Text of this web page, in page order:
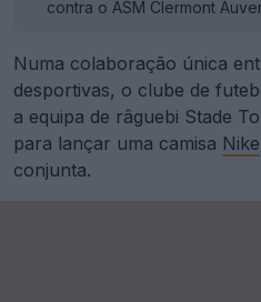
contra o ASM Clermont
Numa colaboração única
desportivas, o clube de
a equipa de râguebi Stade
para lançar uma camisa Nike
conjunta.